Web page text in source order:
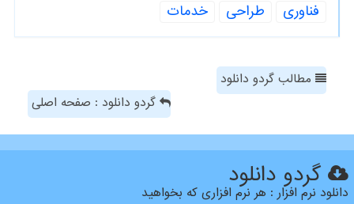
فناوری
طراحی خدمات
مطالب گردو دانلود
گردو دانلود : صفحه اصلی
گردو دانلود
دانلود نرم افزار : هر نرم افزاری که بخواهید